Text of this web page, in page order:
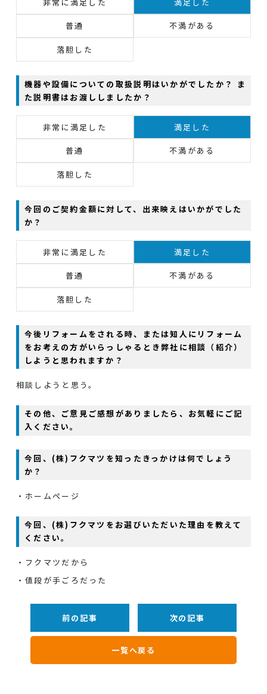
普通 不満がある
落胆した
機器や設備についての取扱説明はいかがでしたか？ ま
た説明書はお渡ししましたか？
非常に満足した 満足した
普通 不満がある
落胆した
今回のご契約金額に対して、出来映えはいかがでした
か？
非常に満足した 満足した
普通 不満がある
落胆した
今後リフォームをされる時、または知人にリフォーム
をお考えの方がいらっしゃるとき弊社に相談（紹介）
しようと思われますか？
相談しようと思う。
その他、ご意見ご感想がありましたら、お気軽にご記
入ください。
今回、(株)フクマツを知ったきっかけは何でしょう
か？
・ホームページ
今回、(株)フクマツをお選びいただいた理由を教えて
ください。
・フクマツだから
・値段が手ごろだった
前の記事 次の記事
一覧へ戻る